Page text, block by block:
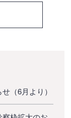
（6月より）